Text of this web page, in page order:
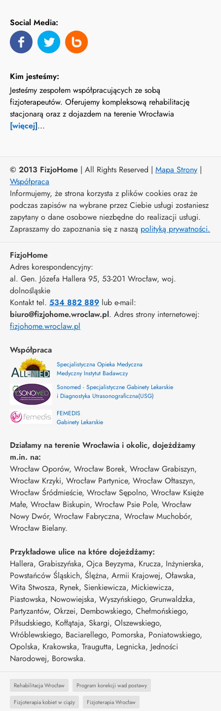
Social Media:
Kim jesteśmy:
Jesteśmy zespołem współpracujących ze sobą
fizjoterapeutów. Oferujemy kompleksową rehabilitację
stacjonarą oraz z dojazdem na terenie Wrocławia
[więcej]...
© 2013 FizjoHome | All Rights Reserved | Mapa Strony |
Współpraca
Informujemy, że strona korzysta z plików cookies oraz że
podczas zapisów na wybrane przez Ciebie usługi zostaniesz
zapytany o dane osobowe niezbędne do realizacji usługi.
Zapraszamy do zapoznania się z naszą polityką prywatności.
FizjoHome
Adres korespondencyjny:
al. Gen. Józefa Hallera 95, 53-201 Wrocław, woj.
dolnośląskie
Kontakt tel. 534 882 889 lub e-mail:
biuro@fizjohome.wroclaw.pl. Adres strony internetowej:
fizjohome.wroclaw.pl
Współpraca
Specjalistyczna Opieka Medyczna
Medyczny Instytut Badawczy
Sonomed - Specjalistyczne Gabinety Lekarskie
i Diagnostyka Utrasonograficzna(USG)
FEMEDIS
Gabinety Lekarskie
Działamy na terenie Wrocławia i okolic, dojeżdżamy
m.in. na:
Wrocław Oporów, Wrocław Borek, Wrocław Grabiszyn,
Wrocław Krzyki, Wrocław Partynice, Wrocław Ołtaszyn,
Wrocław Śródmieście, Wrocław Sępolno, Wrocław Księże
Małe, Wrocław Biskupin, Wrocław Psie Pole, Wrocław
Nowy Dwór, Wrocław Fabryczna, Wrocław Muchobór,
Wrocław Bielany.
Przykładowe ulice na które dojeżdżamy:
Hallera, Grabiszyńska, Ojca Beyzyma, Krucza, Inżynierska,
Powstańców Śląskich, Ślężna, Armii Krajowej, Oławska,
Wita Stwosza, Rynek, Sienkiewicza, Mickiewicza,
Piastowska, Nowowiejska, Wyszyńskiego, Grunwaldzka,
Partyzantów, Okrzei, Dembowskiego, Chełmońskiego,
Piłsudskiego, Kołłątaja, Skargi, Olszewskiego,
Wróblewskiego, Baciarellego, Pomorska, Poniatowskiego,
Opolska, Krakowska, Traugutta, Legnicka, Jedności
Narodowej, Borowska.
Rehabilitacja Wrocław Program korekcji wad postawy
Fizjoterapia kobiet w ciąży Fizjoterapia Wrocław